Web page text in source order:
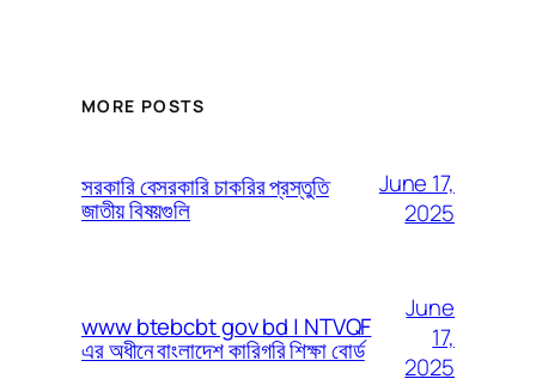
MORE POSTS
সরকারি বেসরকারি চাকরির প্রস্তুতি
জাতীয় বিষয়গুলি
June 17,
2025
www btebcbt gov bd | NTVQF
এর অধীনে বাংলাদেশ কারিগরি শিক্ষা বোর্ড
June
17,
2025